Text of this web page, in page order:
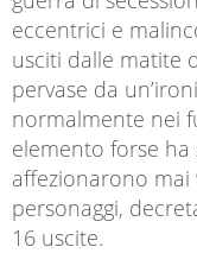
eccentrici e
usciti dalle matite
pervase da
normalmente nei
elemento forse
affezionarono mai
personaggi,
16 uscite.